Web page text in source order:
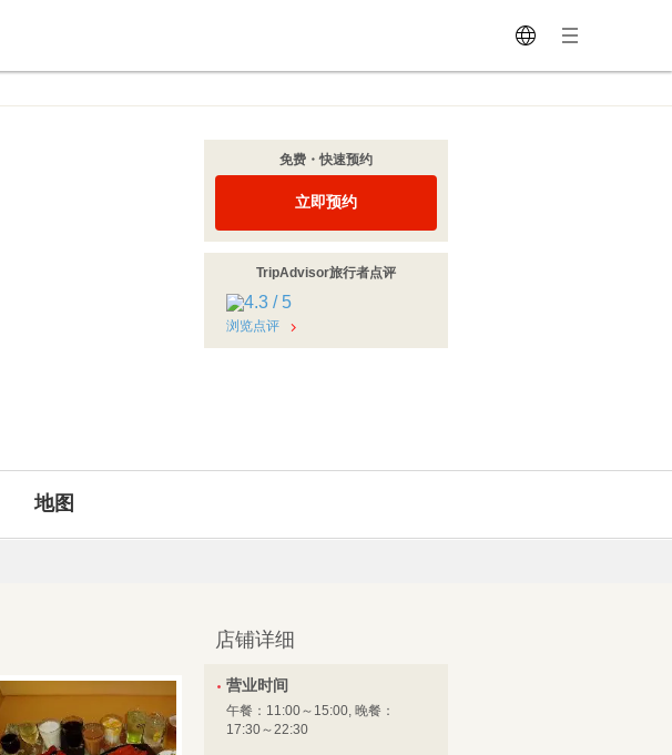
免费・快速预约
立即预约
TripAdvisor旅行者点评
浏览点评
地图
店铺详细
营业时间
午餐：11:00～15:00, 晚餐：
17:30～22:30